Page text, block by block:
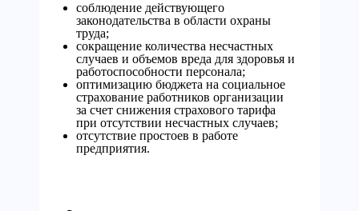
соблюдение действующего
законодательства в области охраны
труда;
сокращение количества несчастных
случаев и объемов вреда для здоровья и
работоспособности персонала;
оптимизацию бюджета на социальное
страхование работников организации
за счет снижения страхового тарифа
при отсутствии несчастных случаев;
отсутствие простоев в работе
предприятия.